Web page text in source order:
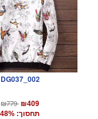
DG037_002
₪779 ₪409
תחסוך: 48%